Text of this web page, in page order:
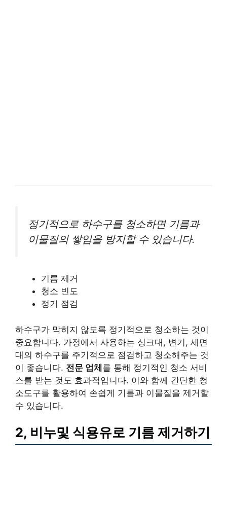
정기적으로 하수구를 청소하면 기름과
이물질의 쌓임을 방지할 수 있습니다.
기름 제거
청소 빈도
정기 점검
하수구가 막히지 않도록 정기적으로 청소하는 것이
중요합니다. 가정에서 사용하는 싱크대, 변기, 세면
대의 하수구를 주기적으로 점검하고 청소해주는 것
이 좋습니다. 전문 업체를 통해 정기적인 청소 서비
스를 받는 것도 효과적입니다. 이와 함께 간단한 청
소도구를 활용하여 손쉽게 기름과 이물질을 제거할
수 있습니다.
2, 비누및 식용유로 기름 제거하기